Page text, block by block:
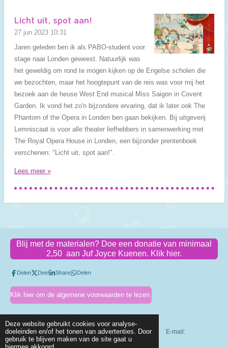
Deze website gebruikt cookies voor analyse-
doeleinden en/of het tonen van advertenties. Door
gebruik te blijven maken van de site gaat u
Licht uit, spot aan!
27 jun 2023 10:31
Jaren geleden ben ik als PABO-student voor
stage naar Londen geweest. Natuurlijk was
het geweldig om rond te mogen kijken op de Engelse scholen die
we bezochten, maar het hoogtepunt van de reis was voor mij het
bezoek aan de heuse West End musical Miss Saigon in Covent
Garden. Ik vond het zo'n bijzondere ervaring, dat ik later ook The
Phantom of the Opera in Londen ben gaan bekijken. Bij uitgeverij
Lemniscaat is voor alle theater liefhebbers in samenwerking met
The Royal Opera House in Londen, een bijzonder prentenboek
verschenen: "Licht uit, spot aan!".
Lees meer »
Blij met de materialen? Doe een donatie van minimaal
2,50 aan Juf Joyce Kuenen. Klik hier.
Delen Deel Share Delen
Klik hier om de algemene voorwaarden te lezen.
KVK-nummer: 83318410 Btw-id: NL003803318B56 E-mail:
info@jufjoycekuenen.nl